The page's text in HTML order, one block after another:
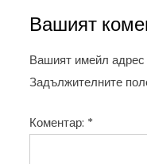
и
г
а
ц
я
Вашият
Вашият имейл
Задължителните
Коментар: *